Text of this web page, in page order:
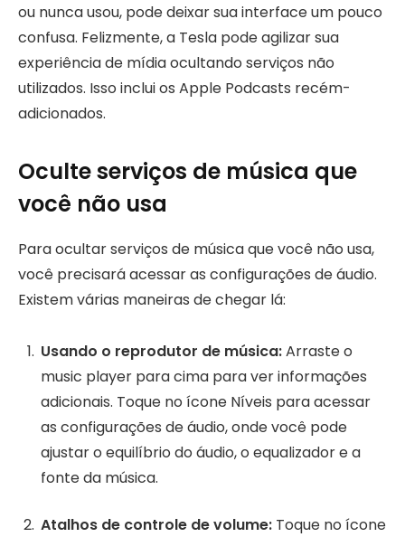
ou nunca usou, pode deixar sua interface um pouco
confusa. Felizmente, a Tesla pode agilizar sua
experiência de mídia ocultando serviços não
utilizados. Isso inclui os Apple Podcasts recém-
adicionados.
Oculte serviços de música que
você não usa
Para ocultar serviços de música que você não usa,
você precisará acessar as configurações de áudio.
Existem várias maneiras de chegar lá:
Usando o reprodutor de música:Arraste o
music player para cima para ver informações
adicionais. Toque no ícone Níveis para acessar
as configurações de áudio, onde você pode
ajustar o equilíbrio do áudio, o equalizador e a
fonte da música.
Atalhos de controle de volume: Toque no ícone